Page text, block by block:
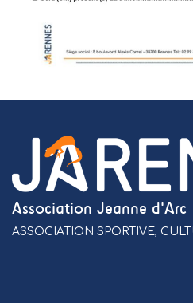
Association Jeanne d'Arc
ASSOCIATION SPORTIVE,